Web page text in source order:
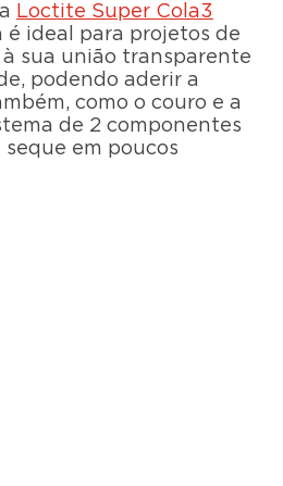
Loctite Super Cola3
é ideal para projetos de
sua união transparente
podendo aderir a
como o couro e a
de 2 componentes
em poucos